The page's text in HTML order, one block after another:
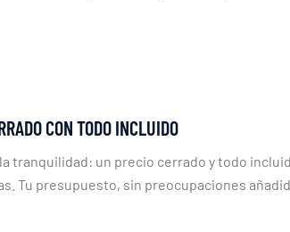
CON TODO INCLUIDO
tranquilidad: un precio cerrado y todo
Tu presupuesto, sin preocupaciones